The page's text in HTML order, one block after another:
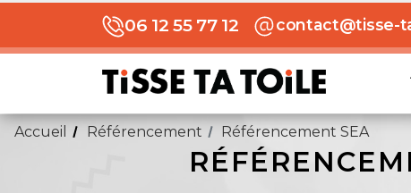
06 12 55 77 12 contact@tisse-
Accueil Référencement Référencement SEA